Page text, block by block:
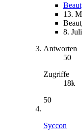
13.
8.
Antworten
50
Zugriffe
18k
50
Syccon